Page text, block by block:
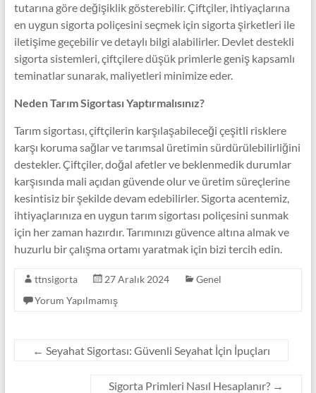
tutarına göre değişiklik gösterebilir. Çiftçiler, ihtiyaçlarına
en uygun sigorta poliçesini seçmek için sigorta şirketleri ile
iletişime geçebilir ve detaylı bilgi alabilirler. Devlet destekli
sigorta sistemleri, çiftçilere düşük primlerle geniş kapsamlı
teminatlar sunarak, maliyetleri minimize eder.
Neden Tarım Sigortası Yaptırmalısınız?
Tarım sigortası, çiftçilerin karşılaşabileceği çeşitli risklere
karşı koruma sağlar ve tarımsal üretimin sürdürülebilirliğini
destekler. Çiftçiler, doğal afetler ve beklenmedik durumlar
karşısında mali açıdan güvende olur ve üretim süreçlerine
kesintisiz bir şekilde devam edebilirler. Sigorta acentemiz,
ihtiyaçlarınıza en uygun tarım sigortası poliçesini sunmak
için her zaman hazırdır. Tarımınızı güvence altına almak ve
huzurlu bir çalışma ortamı yaratmak için bizi tercih edin.
ttnsigorta 27 Aralık 2024
Genel
Yorum Yapılmamış
← Seyahat Sigortası: Güvenli Seyahat İçin İpuçları
Sigorta Primleri Nasıl Hesaplanır? →